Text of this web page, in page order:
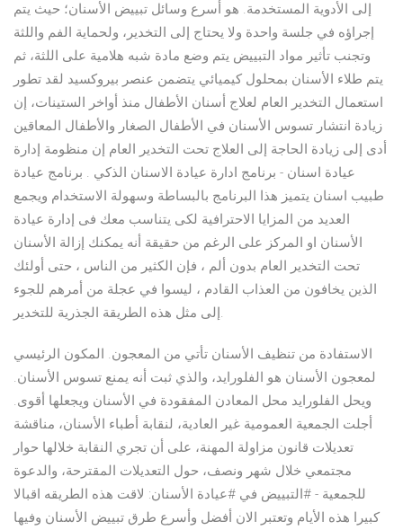
إلى الأدوية المستخدمة. هو أسرع وسائل تبييض الأسنان؛ حيث يتم
إجراؤه في جلسة واحدة ولا يحتاج إلى التخدير، ولحماية الفم واللثة
وتجنب تأثير مواد التبييض يتم وضع مادة شبه هلامية على اللثة، ثم
يتم طلاء الأسنان بمحلول كيميائي يتضمن عنصر بيروكسيد لقد تطور
استعمال التخدير العام لعلاج أسنان الأطفال منذ أواخر الستينات، إن
زيادة انتشار تسوس الأسنان في الأطفال الصغار والأطفال المعاقين
أدى إلى زيادة الحاجة إلى العلاج تحت التخدير العام إن منظومة إدارة
عيادة اسنان - برنامج ادارة عيادة الاسنان الذكي . برنامج عيادة
طبيب اسنان يتميز هذا البرنامج بالبساطة وسهولة الاستخدام ويجمع
العديد من المزايا الاحترافية لكى يتناسب معك فى إدارة عيادة
الأسنان او المركز على الرغم من حقيقة أنه يمكنك إزالة الأسنان
تحت التخدير العام بدون ألم ، فإن الكثير من الناس ، حتى أولئك
الذين يخافون من العذاب القادم ، ليسوا في عجلة من أمرهم للجوء
إلى مثل هذه الطريقة الجذرية للتخدير.
الاستفادة من تنظيف الأسنان تأتي من المعجون. المكون الرئيسي
لمعجون الأسنان هو الفلورايد، والذي ثبت أنه يمنع تسوس الأسنان.
ويحل الفلورايد محل المعادن المفقودة في الأسنان ويجعلها أقوى.
أجلت الجمعية العمومية غير العادية، لنقابة أطباء الأسنان، مناقشة
تعديلات قانون مزاولة المهنة، على أن تجري النقابة خلالها حوار
مجتمعي خلال شهر ونصف، حول التعديلات المقترحة، والدعوة
للجمعية - #التبييض في #عيادة الأسنان: لاقت هذه الطريقه اقبالا
كبيرا هذه الأيام وتعتبر الان أفضل وأسرع طرق تبييض الأسنان وفيها